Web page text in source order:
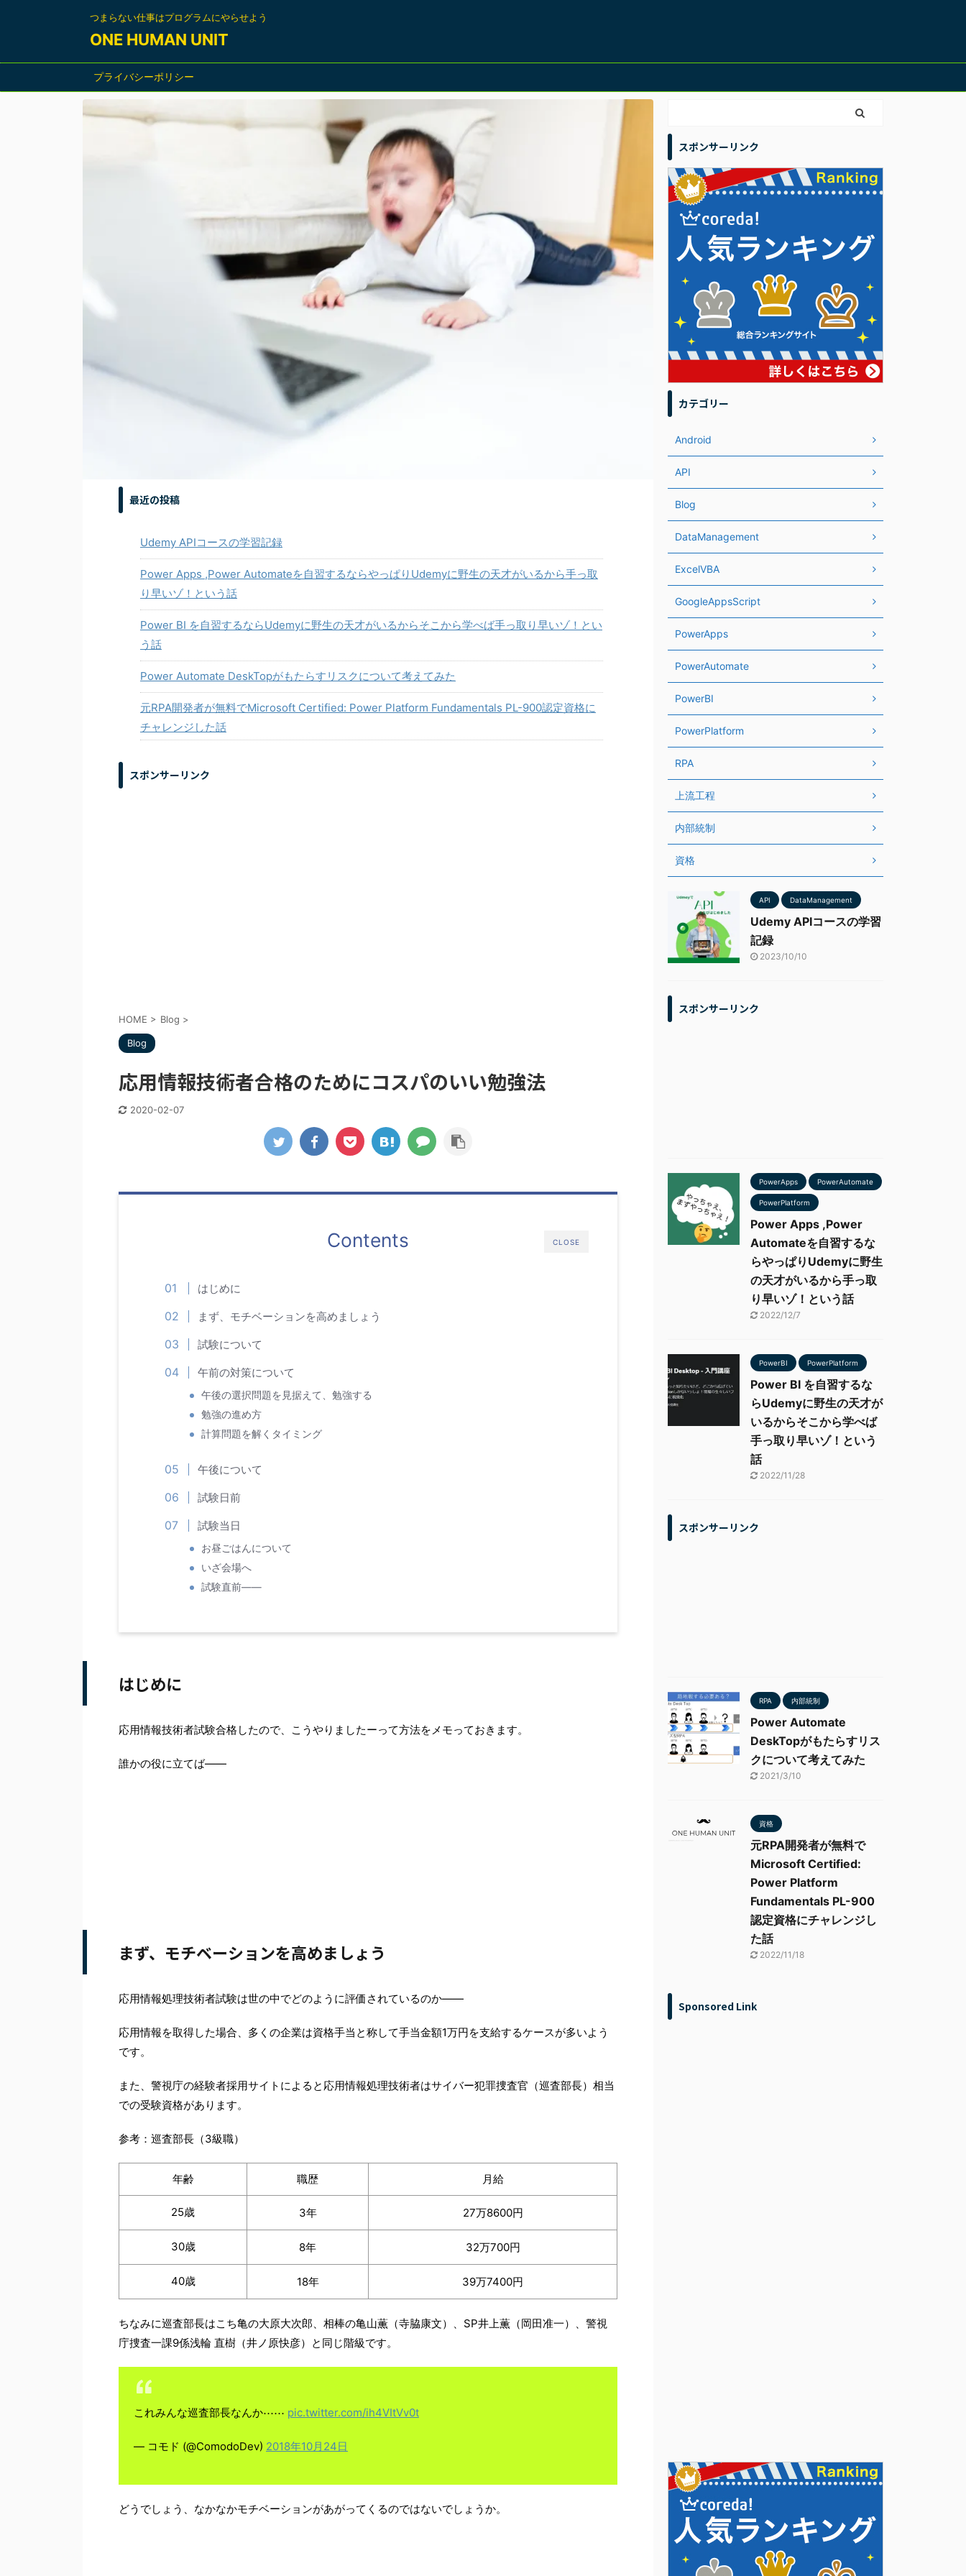
つまらない仕事はプログラムにやらせよう
ONE HUMAN UNIT
プライバシーポリシー
最近の投稿
Udemy APIコースの学習記録
Power Apps ,Power Automateを自習するならやっぱりUdemyに野生の天才がいるから手っ取
り早いゾ！という話
Power BI を自習するならUdemyに野生の天才がいるからそこから学べば手っ取り早いゾ！とい
う話
Power Automate DeskTopがもたらすリスクについて考えてみた
元RPA開発者が無料でMicrosoft Certified: Power Platform Fundamentals PL-900認定資格に
チャレンジした話
スポンサーリンク
HOME > Blog >
Blog
応用情報技術者合格のためにコスパのいい勉強法
2020-02-07
CLOSE
Contents
はじめに
まず、モチベーションを高めましょう
試験について
午前の対策について
午後の選択問題を見据えて、勉強する
勉強の進め方
計算問題を解くタイミング
午後について
試験日前
試験当日
お昼ごはんについて
いざ会場へ
試験直前――
はじめに
応用情報技術者試験合格したので、こうやりましたーって方法をメモっておきます。
誰かの役に立てば――
まず、モチベーションを高めましょう
応用情報処理技術者試験は世の中でどのように評価されているのか――
応用情報を取得した場合、多くの企業は資格手当と称して手当金額1万円を支給するケースが多いよう
です。
また、警視庁の経験者採用サイトによると応用情報処理技術者はサイバー犯罪捜査官（巡査部長）相当
での受験資格があります。
参考：巡査部長（3級職）
年齢 職歴 月給
25歳 3年 27万8600円
30歳 8年 32万700円
40歳 18年 39万7400円
ちなみに巡査部長はこち亀の大原大次郎、相棒の亀山薫（寺脇康文）、SP井上薫（岡田准一）、警視
庁捜査一課9係浅輪 直樹（井ノ原快彦）と同じ階級です。
これみんな巡査部長なんか⋯⋯ pic.twitter.com/ih4VItVv0t
— コモド (@ComodoDev) 2018年10月24日
どうでしょう、なかなかモチベーションがあがってくるのではないでしょうか。
スポンサーリンク
カテゴリー
Android
API
Blog
DataManagement
ExcelVBA
GoogleAppsScript
PowerApps
PowerAutomate
PowerBI
PowerPlatform
RPA
上流工程
内部統制
資格
API DataManagement
Udemy APIコースの学習
記録
2023/10/10
スポンサーリンク
PowerApps PowerAutomate
PowerPlatform
Power Apps ,Power
Automateを自習するな
らやっぱりUdemyに野生
の天才がいるから手っ取
り早いゾ！という話
2022/12/7
PowerBI PowerPlatform
Power BI を自習するな
らUdemyに野生の天才が
いるからそこから学べば
手っ取り早いゾ！という
話
2022/11/28
スポンサーリンク
RPA 内部統制
Power Automate
DeskTopがもたらすリス
クについて考えてみた
2021/3/10
資格
元RPA開発者が無料で
Microsoft Certified:
Power Platform
Fundamentals PL-900
認定資格にチャレンジし
た話
2022/11/18
Sponsored Link